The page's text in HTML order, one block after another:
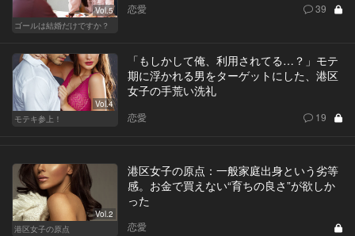
Vol.5
ゴールは結婚だけですか？
恋愛 39
Vol.4
モテキ参上！
「もしかして俺、利用されてる…？」モテ
期に浮かれる男をターゲットにした、港区
女子の手荒い洗礼
恋愛 19
Vol.2
港区女子の原点
港区女子の原点：一般家庭出身という劣等
感。お金で買えない“育ちの良さ”が欲しか
った
恋愛